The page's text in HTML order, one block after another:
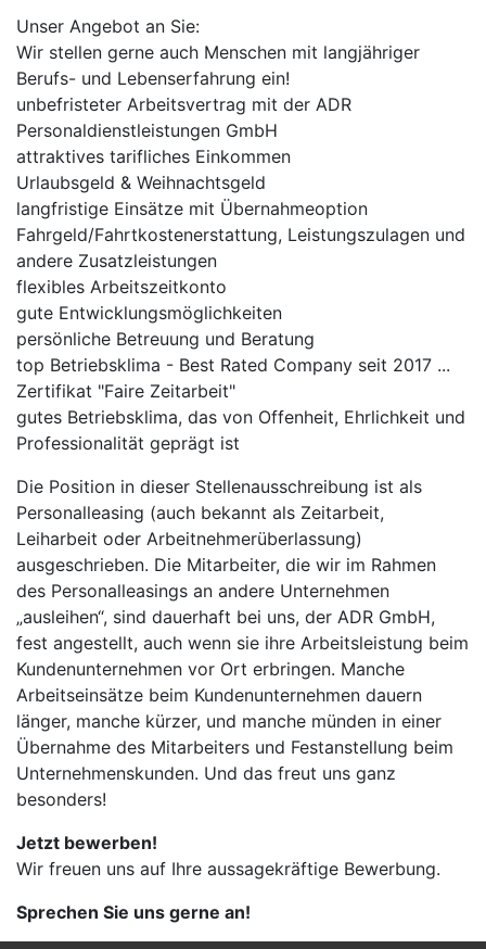
Unser Angebot an Sie:
Wir stellen gerne auch Menschen mit langjähriger
Berufs- und Lebenserfahrung ein!
unbefristeter Arbeitsvertrag mit der ADR
Personaldienstleistungen GmbH
attraktives tarifliches Einkommen
Urlaubsgeld & Weihnachtsgeld
langfristige Einsätze mit Übernahmeoption
Fahrgeld/Fahrtkostenerstattung, Leistungszulagen und
andere Zusatzleistungen
flexibles Arbeitszeitkonto
gute Entwicklungsmöglichkeiten
persönliche Betreuung und Beratung
top Betriebsklima - Best Rated Company seit 2017 ...
Zertifikat "Faire Zeitarbeit"
gutes Betriebsklima, das von Offenheit, Ehrlichkeit und
Professionalität geprägt ist
Die Position in dieser Stellenausschreibung ist als
Personalleasing (auch bekannt als Zeitarbeit,
Leiharbeit oder Arbeitnehmerüberlassung)
ausgeschrieben. Die Mitarbeiter, die wir im Rahmen
des Personalleasings an andere Unternehmen
„ausleihen“, sind dauerhaft bei uns, der ADR GmbH,
fest angestellt, auch wenn sie ihre Arbeitsleistung beim
Kundenunternehmen vor Ort erbringen. Manche
Arbeitseinsätze beim Kundenunternehmen dauern
länger, manche kürzer, und manche münden in einer
Übernahme des Mitarbeiters und Festanstellung beim
Unternehmenskunden. Und das freut uns ganz
besonders!
Jetzt bewerben!
Wir freuen uns auf Ihre aussagekräftige Bewerbung.
Sprechen Sie uns gerne an!